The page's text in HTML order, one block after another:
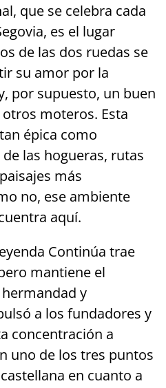
que se celebra cada
es el lugar
de las dos ruedas se
su amor por la
por supuesto, un buen
moteros. Esta
épica como
las hogueras, rutas
más
no, ese ambiente
aquí.
Continúa trae
mantiene el
y
a los fundadores y
concentración a
uno de los tres puntos
en cuanto a